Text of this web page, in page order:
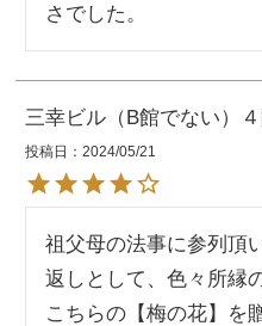
さでした。
三幸ビル（B館でない）
投稿日 2024/05/21
祖父母の法事に参列頂
返しとして、色々所縁
こちらの【梅の花】を